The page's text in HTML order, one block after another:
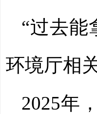
“过去能
环境厅相
2025年